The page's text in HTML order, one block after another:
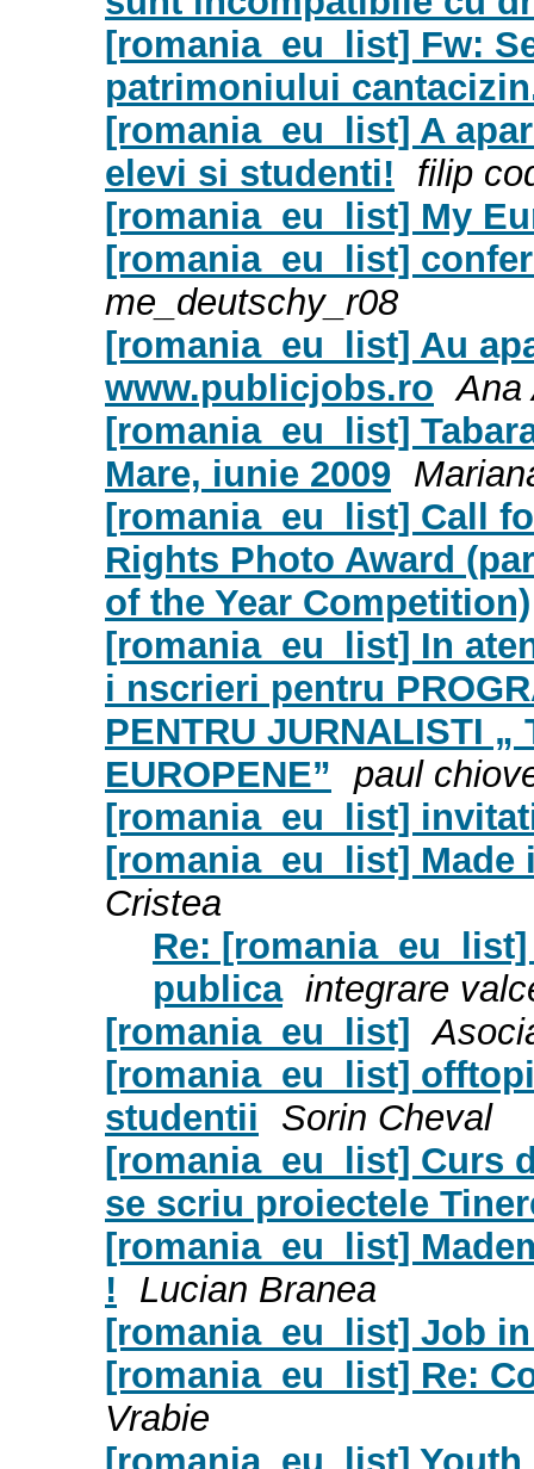
[romania_eu_list] Fw:
patrimoniului
[romania_eu_list] A
elevi si studenti!
filip
[romania_eu_list] My
[romania_eu_list]
me_deutschy_r08
[romania_eu_list] Au
www.publicjobs.ro Ana
[romania_eu_list]
Mare, iunie 2009
[romania_eu_list] Call
Rights Photo Award
of the Year Competition)
[romania_eu_list] In
i nscrieri pentru
PENTRU JURNALISTI „
EUROPENE” paul
[romania_eu_list]
[romania_eu_list] Made
Cristea
Re:
publica integrare
[romania_eu_list]
[romania_eu_list]
studentii
Sorin Cheval
[romania_eu_list] Curs
se scriu proiectele
[romania_eu_list]
!
Lucian Branea
[romania_eu_list] Job
[romania_eu_list] Re:
Vrabie